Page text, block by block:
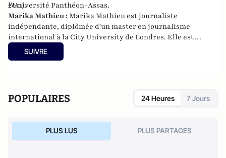
2011).
l'Université Panthéon-Assas.
Marika Mathieu :Marika Mathieu est journaliste
indépendante, diplômée d'un master en journalisme
international à la City University de Londres. Elle est
l'auteur du livre
les courants d'une droite sans chef
SUIVRE
POPULAIRES 24 Heures 7 Jours
PLUS LUS PLUS PARTAGES